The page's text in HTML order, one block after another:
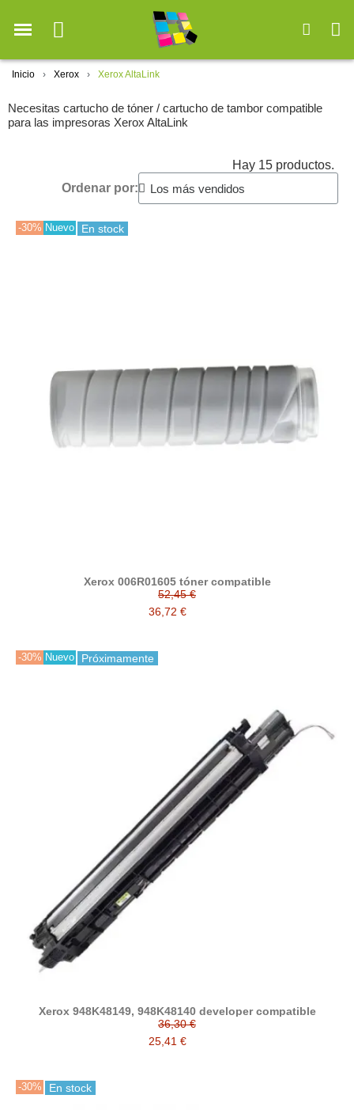
Inicio Xerox Xerox AltaLink
Necesitas cartucho de tóner / cartucho de tambor compatible
para las impresoras Xerox AltaLink
Hay 15 productos.
Ordenar por:
-30% Nuevo En stock
Xerox 006R01605 tóner compatible
52,45 €
36,72 €
-30% Nuevo Próximamente
Xerox 948K48149, 948K48140 developer compatible
36,30 €
25,41 €
-30% En stock